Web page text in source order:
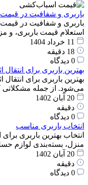
باربری و شفافیت در
باربری و شفافیت در
استعلام قیمت باربری، و
11 خرداد 1404
18 دقیقه
0 دیدگاه
بهترین باربری برای انتقال
بهترین باربری برای
می‌شود. از جمله
20 آبان 1402
دقیقه
0 دیدگاه
انتخاب باربری مناسب
انتخاب بهترین باربری
منزل، بسته‌بندی لوازم
20 آبان 1402
دقیقه
0 دیدگاه